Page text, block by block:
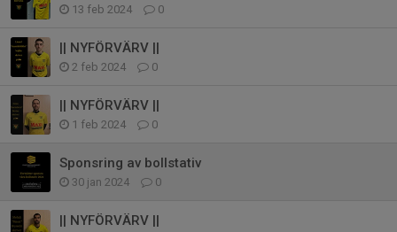
13 feb 2024 0
|| NYFÖRVÄRV ||
2 feb 2024 0
|| NYFÖRVÄRV ||
1 feb 2024 0
Sponsring av bollstativ
30 jan 2024 0
|| NYFÖRVÄRV ||